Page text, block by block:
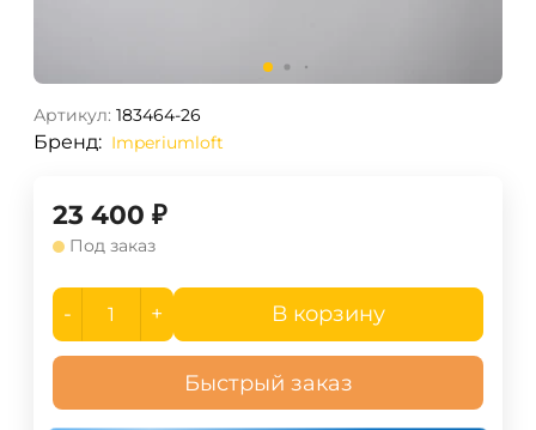
Артикул: 183464-26
Бренд: Imperiumloft
23 400 ₽
Под заказ
- + В корзину
Быстрый заказ